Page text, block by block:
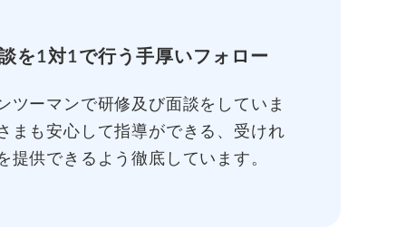
を1対1で行う手厚いフォロー
ツーマンで研修及び面談をしていま
まも安心して指導ができる、受けれ
提供できるよう徹底しています。